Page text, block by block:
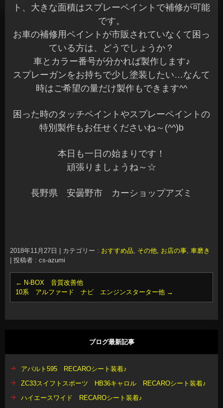
ト、大きな面積はスプレーペイントで補修が可能
です。
お車の補修用ペイントが市販されていなくて困っ
ている方は、どうでしょうか？
車とカラー番号が分かれば製作します♪
スプレーガンをお持ちで少し塗装したい…なんて
時はご希望の量だけ製作もできます^^
困った時のタッチペイントやスプレーペイントの
特別製作もお任せくださいね～(^^)b
本日も一日の始まりです！
頑張りましょうね～☆
長野県 安曇野市 カーショップアズミ
2018年11月27日 カテゴリー : おすすめ品, その他, お店の事, 車磨き
投稿者 : cs-azumi
← N-BOX 音質改善他
10系 アルファード ナビ エンジンスターター他 →
ブログ最新記事
アバルト595 RECAROシート装着♪
ZC33スイフトスポーツ HB36キャロル RECAROシート装着♪
ハイエースワイド RECAROシート装着♪